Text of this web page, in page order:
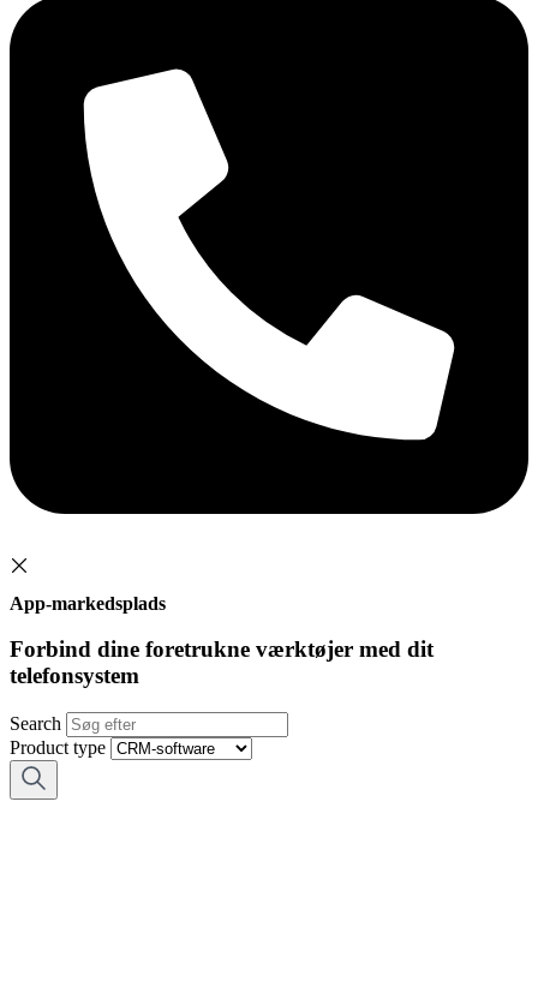
App-markedsplads
Forbind dine foretrukne værktøjer med dit
telefonsystem
Search
Product type